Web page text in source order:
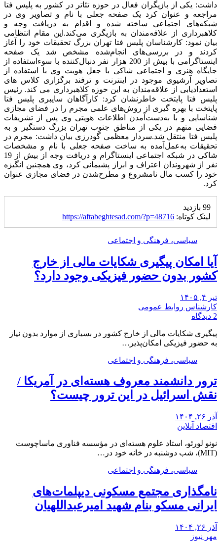
داشت: یکی از بازیگران فعال در حوزه تئاتر در کشور به پلیس فتا
مراجعه و عنوان کرد یک صفحه جعلی با نام و تصاویر وی در
شبکه‌های اجتماعی ساخته شده و اقدام به دریافت وجه و
کلاهبرداری از علاقه‌مندان به بازیگری می‌کند. این مقام انتظامی
بیان نمود: کارشناسان پلیس فتا تهران بزرگ تحقیقات خود را آغاز
کردند و در بررسی‌های انجام‌شده مشخص شد یک صفحه
اینستاگرامی با بیش از 200 هزار نفر دنبال‌کننده با سوءاستفاده از
جایگاه هنری و اجتماعی شاکی با جعل هویت وی با استفاده از
تصاویر آرشیوی موجود در اینترنت و ترفند برگزاری کلاس های
استعدادیابی از علاقه‌مندان به این حوزه کلاهبرداری می کند. رئیس
پلیس فتا پایتخت خاطرنشان کرد: کارآگاهان سایبری پلیس فتا
پایتخت با بهره گیری از روش‌های علمی مجرم را در فضای مجازی
شناسایی و با به‌دست‌آمدن اطلاعات هویتی وی پس از تشریفات
قضایی متهم در یکی از مناطق جنوب تهران بزرگ دستگیر و به
پلیس فتا منتقل شد.سردار معظمی گودرزی بیان داشت: مجرم در
تحقیقات به‌عمل‌آمده به ساخت صفحه جعلی با نام و مشخصات
شاکی در شبکه اجتماعی اینستاگرام و دریافت وجه از بیش از 19
نفر از شهروندان اعتراف و ابراز پشیمانی کرد، وی همچنین انگیزه
خود را کسب مال نامشروع و مطرح‌شدن در فضای‌ مجازی عنوان
کرد.
99 بازدید
لینک کوتاه: https://aftabeghtesad.com/?p=48716
سیاسی، فرهنگی و اجتماعی
آیا امکان پیگیری شکایات مالی از خارج
کشور بدون حضور فیزیکی وجود دارد؟
تیر ۴, ۱۴۰۵
کارشناس روابط عمومی
2 دیدگاه
پیگیری شکایات مالی از خارج کشور در بسیاری از موارد بدون نیاز
به حضور فیزیکی امکان‌پذیر…
سیاسی، فرهنگی و اجتماعی
ترور دانشمند معروف هسته‌ای در آمریکا /
نقش اسرائیل در این ترور چیست؟
آذر ۲۶, ۱۴۰۴
اقتصاد آنلاین
نونو لورئو، استاد علوم هسته‌ای در مؤسسه فناوری ماساچوست
(MIT)، شب دوشنبه در خانه خود در…
سیاسی، فرهنگی و اجتماعی
نامگذاری مجتمع مسکونی دیپلمات‌های
ایرانی مسکو بنام شهید امیرعبداللهیان
آذر ۲۶, ۱۴۰۴
مهر نیوز